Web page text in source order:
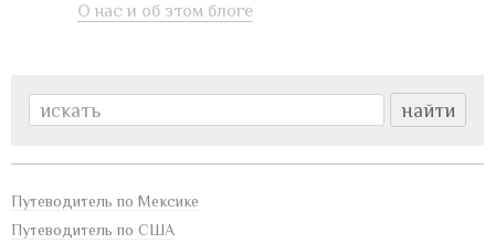
О нас и об этом блоге
Путеводитель по Мексике
Путеводитель по США